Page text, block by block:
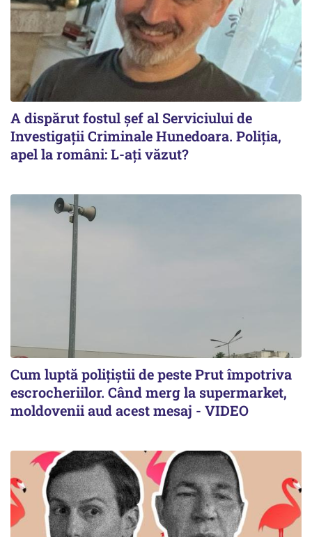
A dispărut fostul șef al Serviciului de
Investigații Criminale Hunedoara. Poliția,
apel la români: L-ați văzut?
Cum luptă polițiștii de peste Prut împotriva
escrocheriilor. Când merg la supermarket,
moldovenii aud acest mesaj - VIDEO